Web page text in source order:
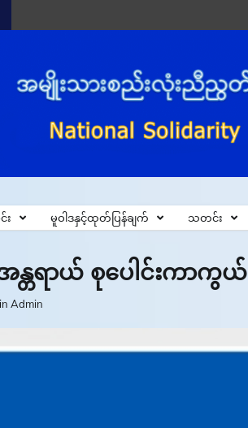
း မူဝါဒနှင့်ထုတ်ပြန်ချက် သတင်း
တရာယ် စုပေါင်းကာကွယ်
Admin